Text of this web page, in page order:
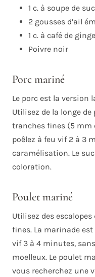
1 c. à soupe de
2 gousses d’ail
1 c. à café de
Poivre noir
Porc mariné
Le porc est la version
Utilisez de la longe de
tranches fines (5 mm
poêlez à feu vif 2 à 3
caramélisation. Le
coloration.
Poulet mariné
Utilisez des
fines. La marinade
vif 3 à 4 minutes,
moelleux. Le poulet
vous recherchez une